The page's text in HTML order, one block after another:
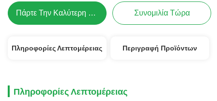
Πάρτε Την Καλύτερη Τιμή Συνομιλία Τώρα
Πληροφορίες Λεπτομέρειας Περιγραφή Προϊόντων
Πληροφορίες Λεπτομέρειας